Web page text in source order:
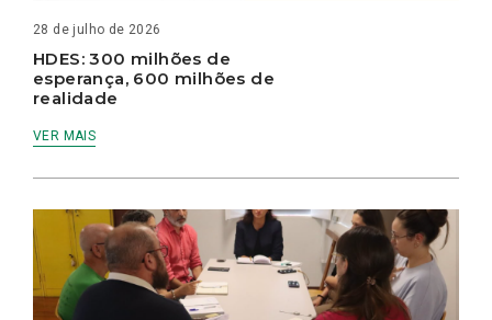
28 de julho de 2026
HDES: 300 milhões de
esperança, 600 milhões de
realidade
VER MAIS